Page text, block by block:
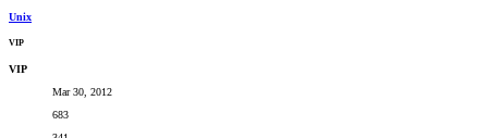
Unix
VIP
VIP
Mar 30, 2012
683